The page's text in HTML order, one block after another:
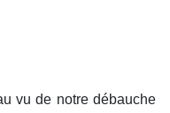
vu de notre débauche